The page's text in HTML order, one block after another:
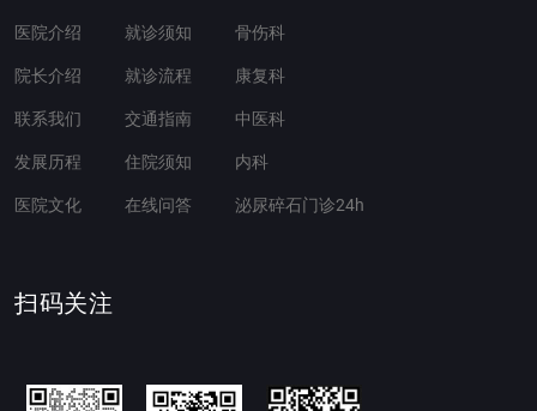
医院介绍
院长介绍
联系我们
发展历程
医院文化
就诊须知
就诊流程
交通指南
住院须知
在线问答
骨伤科
康复科
中医科
内科
泌尿碎石门诊24h
扫码关注